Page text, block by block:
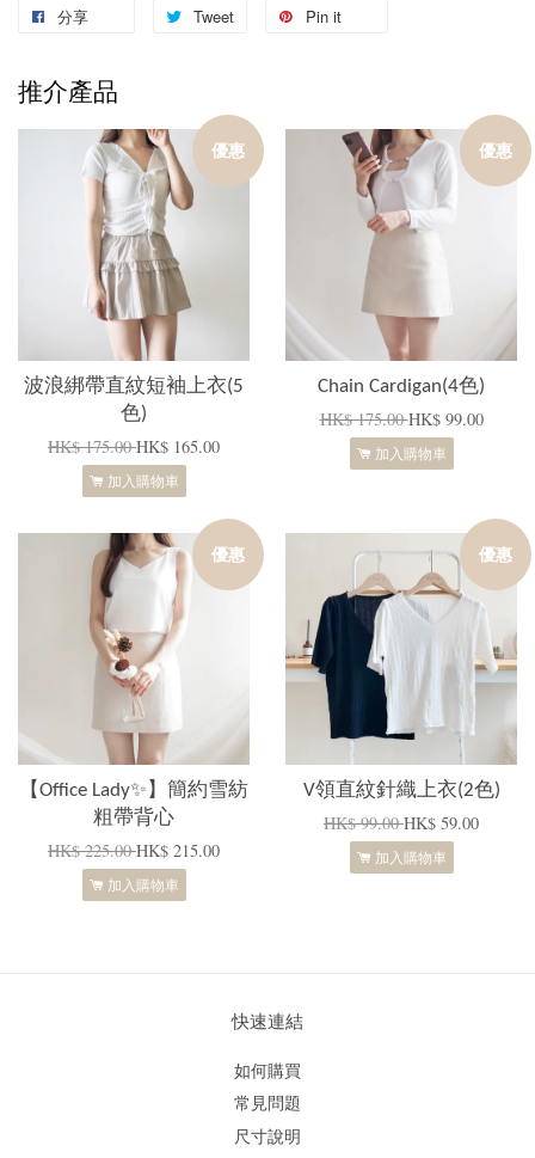
分享 Tweet Pin it
推介產品
優惠
波浪綁帶直紋短袖上衣(5
色)
HK$ 175.00HK$ 165.00
加入購物車
優惠
Chain Cardigan(4色)
HK$ 175.00HK$ 99.00
加入購物車
優惠
【Office Lady✨】簡約雪紡
粗帶背心
HK$ 225.00HK$ 215.00
加入購物車
優惠
V領直紋針織上衣(2色)
HK$ 99.00HK$ 59.00
加入購物車
快速連結
如何購買
常見問題
尺寸說明